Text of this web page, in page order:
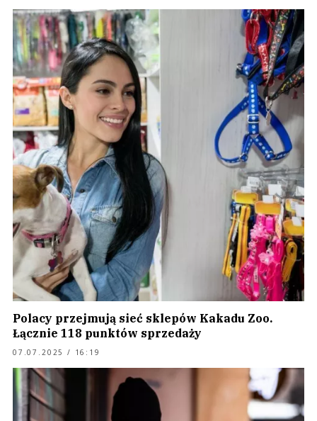
Polacy przejmują sieć sklepów Kakadu Zoo.
Łącznie 118 punktów sprzedaży
07.07.2025 / 16:19